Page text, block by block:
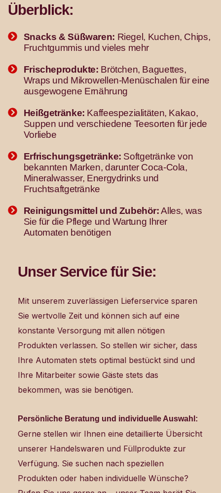
Überblick:
Snacks & Süßwaren: Riegel, Kuchen, Chips,
Fruchtgummis und vieles mehr
Frischeprodukte: Brötchen, Baguettes,
Wraps und Mikrowellen-Menüschalen für eine
ausgewogene Ernährung
Heißgetränke: Kaffeespezialitäten, Kakao,
Suppen und verschiedene Teesorten für jede
Vorliebe
Erfrischungsgetränke: Softgetränke von
bekannten Marken, darunter Coca-Cola,
Mineralwasser, Energydrinks und
Fruchtsaftgetränke
Reinigungsmittel und Zubehör:Alles, was
Sie für die Pflege und Wartung Ihrer
Automaten benötigen
Unser Service für Sie:
Mit unserem zuverlässigen Lieferservice sparen
Sie wertvolle Zeit und können sich auf eine
konstante Versorgung mit allen nötigen
Produkten verlassen. So stellen wir sicher, dass
Ihre Automaten stets optimal bestückt sind und
Ihre Mitarbeiter sowie Gäste stets das
bekommen, was sie benötigen.
Persönliche Beratung und individuelle Auswahl:
Gerne stellen wir Ihnen eine detaillierte Übersicht
unserer Handelswaren und Füllprodukte zur
Verfügung. Sie suchen nach speziellen
Produkten oder haben individuelle Wünsche?